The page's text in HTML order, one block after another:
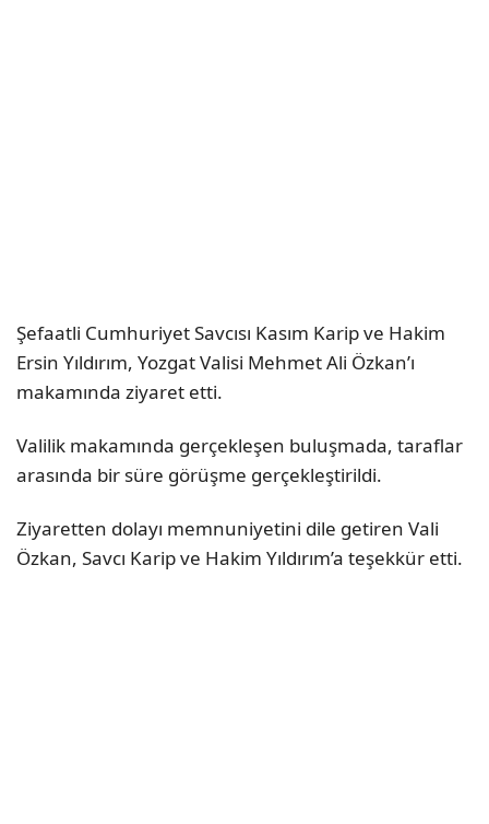
Şefaatli Cumhuriyet Savcısı Kasım Karip ve Hakim
Ersin Yıldırım, Yozgat Valisi Mehmet Ali Özkan’ı
makamında ziyaret etti.
Valilik makamında gerçekleşen buluşmada, taraflar
arasında bir süre görüşme gerçekleştirildi.
Ziyaretten dolayı memnuniyetini dile getiren Vali
Özkan, Savcı Karip ve Hakim Yıldırım’a teşekkür etti.